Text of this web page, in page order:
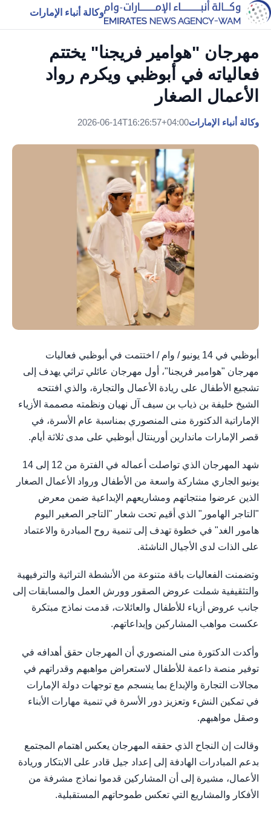
وكالة أنباء الإمارات
مهرجان "هوامير فريجنا" يختتم
فعالياته في أبوظبي ويكرم رواد
الأعمال الصغار
وكالة أنباء الإمارات2026-06-14T16:26:57+04:00
أبوظبي في 14 يونيو / وام / اختتمت في أبوظبي فعاليات
مهرجان "هوامير فريجنا"، أول مهرجان عائلي تراثي يهدف إلى
تشجيع الأطفال على ريادة الأعمال والتجارة، والذي افتتحه
الشيخ خليفة بن ذياب بن سيف آل نهيان ونظمته مصممة الأزياء
الإماراتية الدكتورة منى المنصوري بمناسبة عام الأسرة، في
قصر الإمارات ماندارين أورينتال أبوظبي على مدى ثلاثة أيام.
شهد المهرجان الذي تواصلت أعماله في الفترة من 12 إلى 14
يونيو الجاري مشاركة واسعة من الأطفال ورواد الأعمال الصغار
الذين عرضوا منتجاتهم ومشاريعهم الإبداعية ضمن معرض
"التاجر الهامور" الذي أقيم تحت شعار "التاجر الصغير اليوم
هامور الغد" في خطوة تهدف إلى تنمية روح المبادرة والاعتماد
على الذات لدى الأجيال الناشئة.
وتضمنت الفعاليات باقة متنوعة من الأنشطة التراثية والترفيهية
والتثقيفية شملت عروض الصقور وورش العمل والمسابقات إلى
جانب عروض أزياء للأطفال والعائلات، قدمت نماذج مبتكرة
عكست مواهب المشاركين وإبداعاتهم.
وأكدت الدكتورة منى المنصوري أن المهرجان حقق أهدافه في
توفير منصة داعمة للأطفال لاستعراض مواهبهم وقدراتهم في
مجالات التجارة والإبداع بما ينسجم مع توجهات دولة الإمارات
في تمكين النشء وتعزيز دور الأسرة في تنمية مهارات الأبناء
وصقل مواهبهم.
وقالت إن النجاح الذي حققه المهرجان يعكس اهتمام المجتمع
بدعم المبادرات الهادفة إلى إعداد جيل قادر على الابتكار وريادة
الأعمال، مشيرة إلى أن المشاركين قدموا نماذج مشرفة من
الأفكار والمشاريع التي تعكس طموحاتهم المستقبلية.